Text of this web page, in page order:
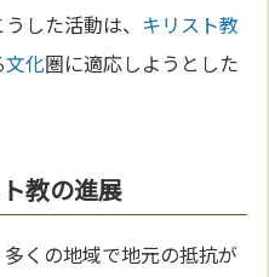
した活動は、 キリスト教
文化圏に適応しようとした
教の進展
くの地域で地元の抵抗が